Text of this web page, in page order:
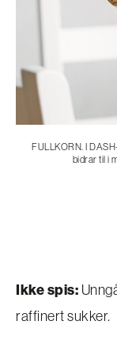
FULLKORN. I
bidrar til i
Ikke spis:
raffinert sukker.